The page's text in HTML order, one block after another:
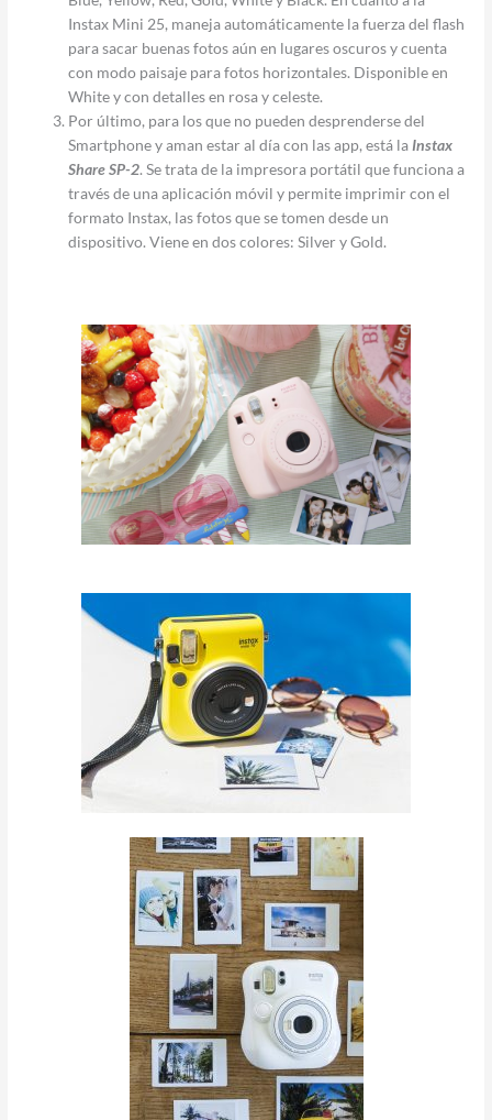
Instax Mini 25, maneja automáticamente la fuerza del flash
para sacar buenas fotos aún en lugares oscuros y cuenta
con modo paisaje para fotos horizontales. Disponible en
White y con detalles en rosa y celeste.
Por último, para los que no pueden desprenderse del
Smartphone y aman estar al día con las app, está la Instax
Share SP-2. Se trata de la impresora portátil que funciona a
través de una aplicación móvil y permite imprimir con el
formato Instax, las fotos que se tomen desde un
dispositivo. Viene en dos colores: Silver y Gold.